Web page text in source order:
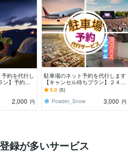
約を代行し
】予約受
リに予約し
2,000 円
駐車場のネット予約を代行します
【キャンセル待ちプラン】２４時
間常に空き状態をチェックします
5.0 (5)
Powder_Snow
3,000 円
録が多いサービス